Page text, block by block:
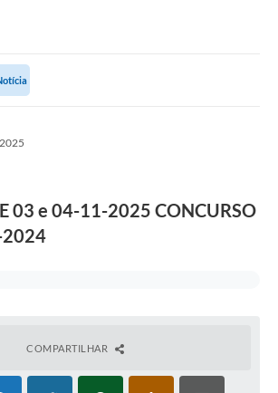
03 e 04-11-2025 CONCURSO
2024
COMPARTILHAR